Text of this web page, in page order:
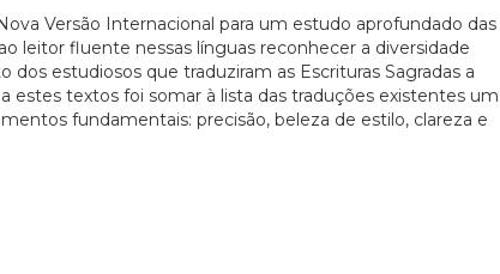
Versão Internacional para um estudo aprofundado das
leitor fluente nessas línguas reconhecer a diversidade
estudiosos que traduziram as Escrituras Sagradas a
estes textos foi somar à lista das traduções existentes um
fundamentais: precisão, beleza de estilo, clareza e